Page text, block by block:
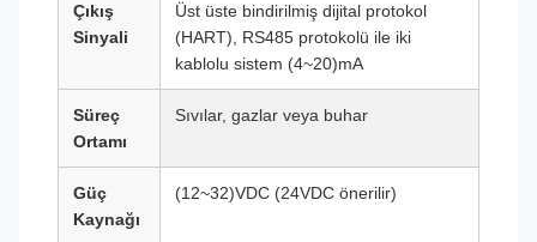
Çıkış
Sinyali
Üst üste bindirilmiş dijital protokol
(HART), RS485 protokolü ile iki
kablolu sistem (4~20)mA
Süreç
Ortamı
Sıvılar, gazlar veya buhar
Güç
Kaynağı
(12~32)VDC (24VDC önerilir)